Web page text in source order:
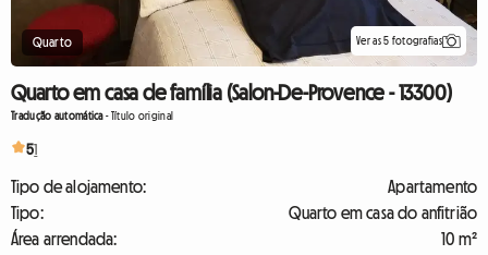
Quarto Ver as 5 fotografias
Quarto em casa de família (Salon-De-Provence - 13300)
Tradução automática-Título original
51
Tipo de alojamento:
Apartamento
Tipo:
Quarto em casa do anfitrião
Área arrendada:
10 m²